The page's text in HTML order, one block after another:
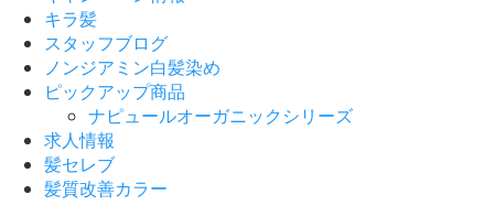
キラ髪
スタッフブログ
ノンジアミン白髪染め
ピックアップ商品
ナピュールオーガニックシリーズ
求人情報
髪セレブ
髪質改善カラー